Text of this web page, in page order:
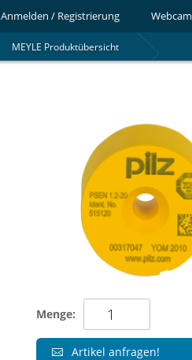
Anmelden / Registrierung Webcam
MEYLE Produktübersicht
Menge:
Artikel anfragen!